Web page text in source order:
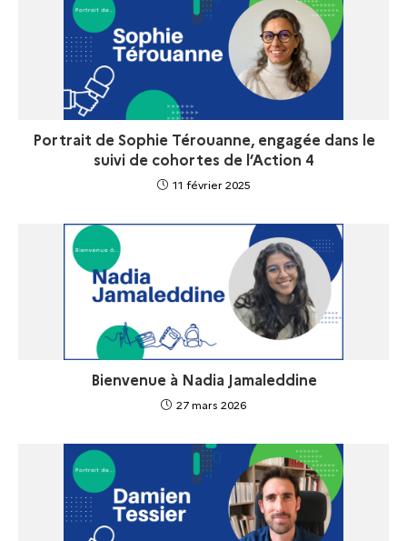
Portrait de Sophie Térouanne, engagée dans le
suivi de cohortes de l’Action 4
11 février 2025
Bienvenue à Nadia Jamaleddine
27 mars 2026